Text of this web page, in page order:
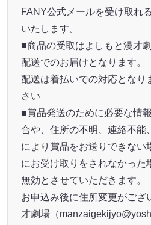
FANY公式メールを受け取れ
いたします。
■商品の受取はよしもと漫才
配送でのお届けとなります。
配送は着払いでの対応となり
さい
■賞品発送のために必要な情
合や、住所の不明、連絡不能
により賞品をお送りできない
にお受け取りをされなかった
無効とさせていただきます。
お申込み後に住所変更がござ
才劇場（